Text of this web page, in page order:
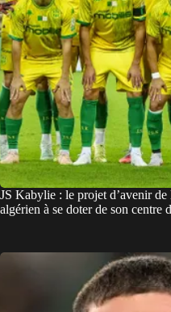
JS Kabylie : le projet d’avenir
algérien à se doter de son centre